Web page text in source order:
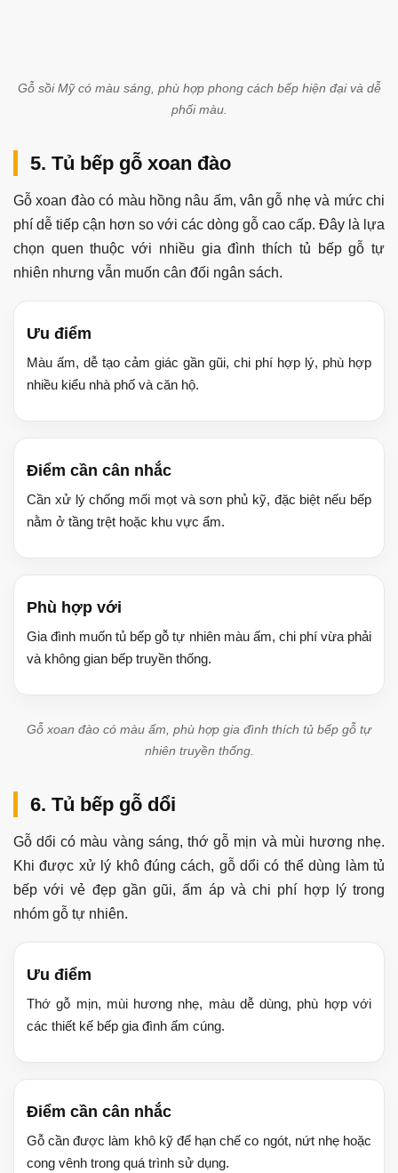
Gỗ sồi Mỹ có màu sáng, phù hợp phong cách bếp hiện đại và dễ
phối màu.
5. Tủ bếp gỗ xoan đào
Gỗ xoan đào có màu hồng nâu ấm, vân gỗ nhẹ và mức chi
phí dễ tiếp cận hơn so với các dòng gỗ cao cấp. Đây là lựa
chọn quen thuộc với nhiều gia đình thích tủ bếp gỗ tự
nhiên nhưng vẫn muốn cân đối ngân sách.
Ưu điểm
Màu ấm, dễ tạo cảm giác gần gũi, chi phí hợp lý, phù hợp
nhiều kiểu nhà phố và căn hộ.
Điểm cần cân nhắc
Cần xử lý chống mối mọt và sơn phủ kỹ, đặc biệt nếu bếp
nằm ở tầng trệt hoặc khu vực ẩm.
Phù hợp với
Gia đình muốn tủ bếp gỗ tự nhiên màu ấm, chi phí vừa phải
và không gian bếp truyền thống.
Gỗ xoan đào có màu ấm, phù hợp gia đình thích tủ bếp gỗ tự
nhiên truyền thống.
6. Tủ bếp gỗ dổi
Gỗ dổi có màu vàng sáng, thớ gỗ mịn và mùi hương nhẹ.
Khi được xử lý khô đúng cách, gỗ dổi có thể dùng làm tủ
bếp với vẻ đẹp gần gũi, ấm áp và chi phí hợp lý trong
nhóm gỗ tự nhiên.
Ưu điểm
Thớ gỗ mịn, mùi hương nhẹ, màu dễ dùng, phù hợp với
các thiết kế bếp gia đình ấm cúng.
Điểm cần cân nhắc
Gỗ cần được làm khô kỹ để hạn chế co ngót, nứt nhẹ hoặc
cong vênh trong quá trình sử dụng.